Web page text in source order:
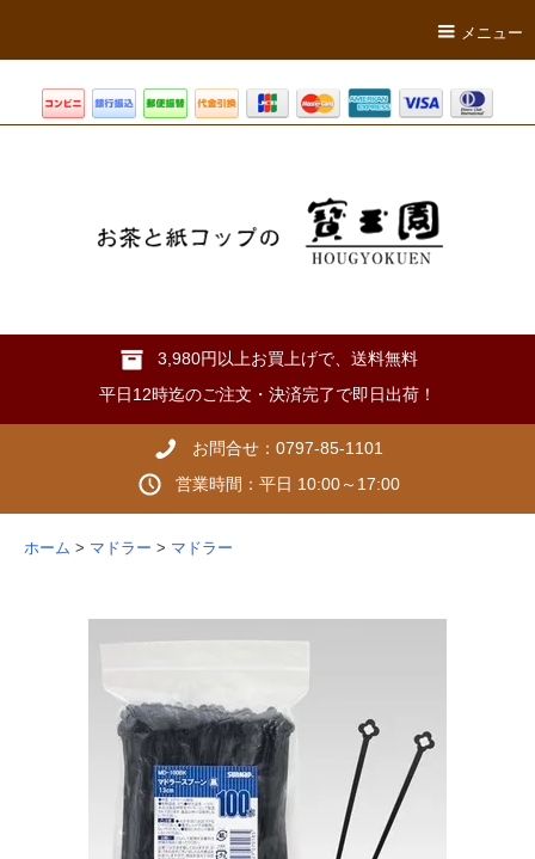
メニュー
3,980円以上お買上げで、送料無料
平日12時迄のご注文・決済完了で即日出荷！
お問合せ：0797-85-1101
営業時間：平日 10:00～17:00
ホーム > マドラー > マドラー